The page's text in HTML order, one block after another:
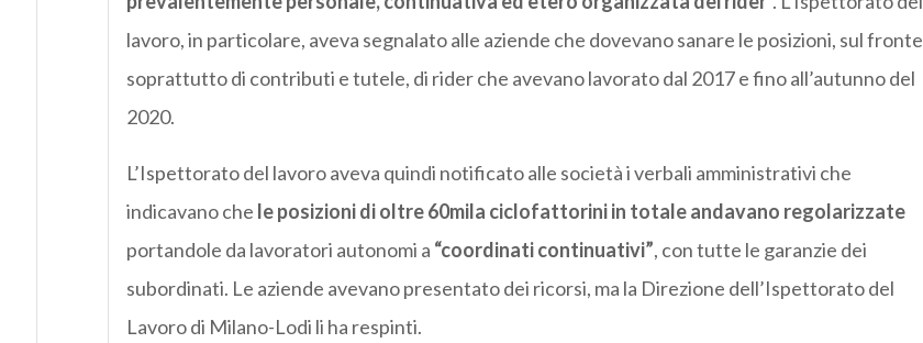
lavoro, in particolare, aveva segnalato alle aziende che dovevano sanare le posizioni, sul fronte
soprattutto di contributi e tutele, di rider che avevano lavorato dal 2017 e fino all’autunno del
2020.
L’Ispettorato del lavoro aveva quindi notificato alle società i verbali amministrativi che
indicavano che le posizioni di oltre 60mila ciclofattorini in totale andavano regolarizzate
portandole da lavoratori autonomi a “coordinati continuativi”, con tutte le garanzie dei
subordinati. Le aziende avevano presentato dei ricorsi, ma la Direzione dell’Ispettorato del
Lavoro di Milano-Lodi li ha respinti.